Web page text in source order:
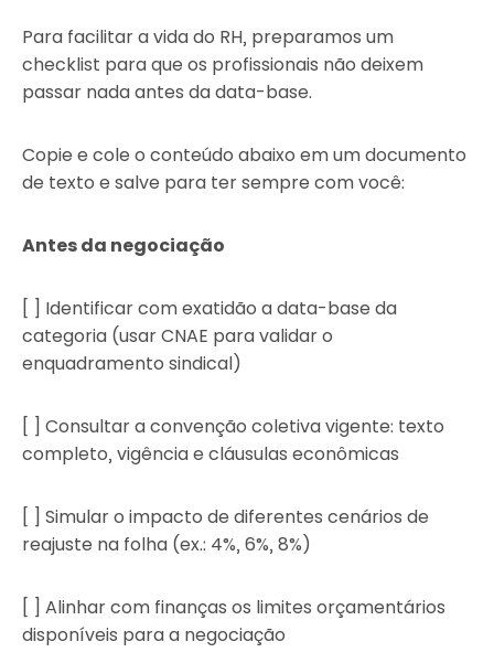
Para facilitar a vida do RH, preparamos um
checklist para que os profissionais não deixem
passar nada antes da data-base.
Copie e cole o conteúdo abaixo em um documento
de texto e salve para ter sempre com você:
Antes da negociação
[ ] Identificar com exatidão a data-base da
categoria (usar CNAE para validar o
enquadramento sindical)
[ ] Consultar a convenção coletiva vigente: texto
completo, vigência e cláusulas econômicas
[ ] Simular o impacto de diferentes cenários de
reajuste na folha (ex.: 4%, 6%, 8%)
[ ] Alinhar com finanças os limites orçamentários
disponíveis para a negociação